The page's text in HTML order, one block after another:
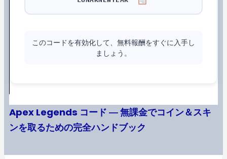
このコードを有効化して、無料報酬をすぐに入手し
ましょう。
Apex Legends コード ― 無課金でコイン＆スキ
ンを取るための完全ハンドブック